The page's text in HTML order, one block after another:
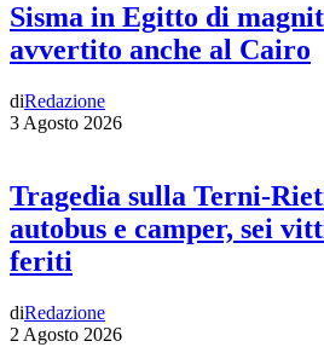
Sisma in Egitto di
avvertito anche al Cairo
diRedazione
3 Agosto 2026
Tragedia sulla Terni-
autobus e camper, sei
feriti
diRedazione
2 Agosto 2026